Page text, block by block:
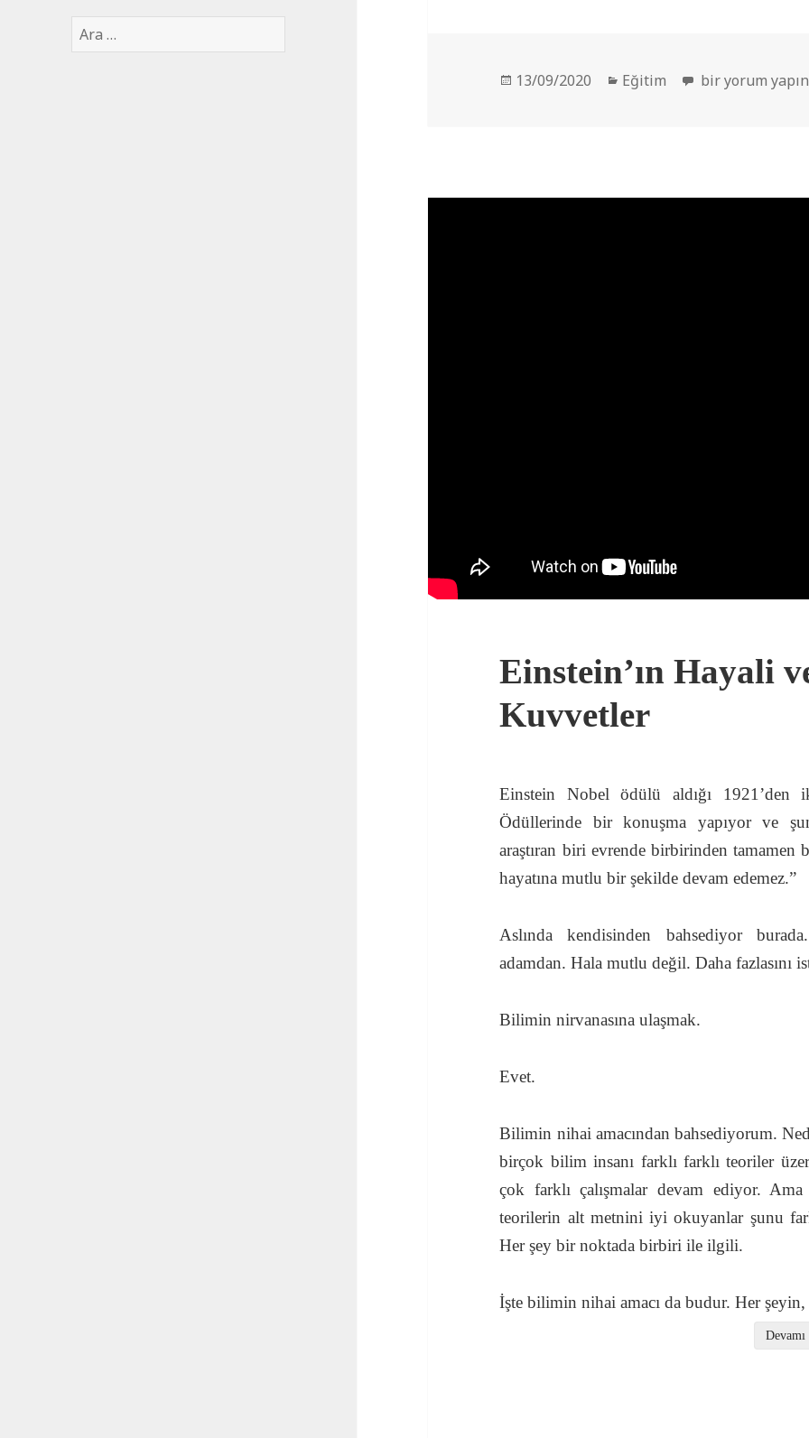
Arama:
Yayın
13/09/2020 Kategoriler
Eğitim Hayalet
bir yorum yapın
Einstein’ın Hayali
Kuvvetler
Einstein Nobel ödülü aldığı
Ödüllerinde bir konuşma yapıyor ve
araştıran biri evrende birbirinden tamamen
hayatına mutlu bir şekilde devam edemez.”
Aslında kendisinden bahsediyor
adamdan. Hala mutlu değil. Daha fazlasını
Bilimin nirvanasına ulaşmak.
Evet.
Bilimin nihai amacından bahsediyorum.
birçok bilim insanı farklı farklı teoriler
çok farklı çalışmalar devam ediyor.
teorilerin alt metnini iyi okuyanlar şunu
Her şey bir noktada birbiri ile ilgili.
İşte bilimin nihai amacı da budur. Her
Devamı